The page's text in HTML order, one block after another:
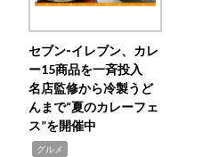
セブン‐イレブン、カレ
ー15商品を一斉投入
名店監修から冷製うど
んまで“夏のカレーフェ
ス”を開催中
グルメ